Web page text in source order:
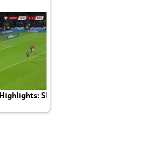
Highlights: Skotland - Danmark 4-2